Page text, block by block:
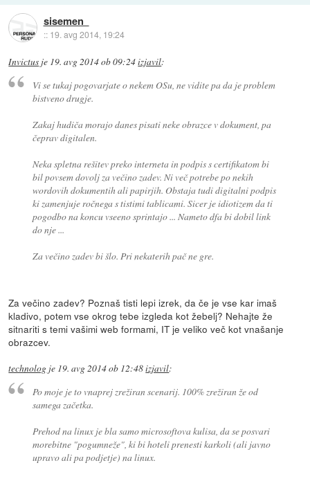
sisemen
:: 19. avg 2014, 19:24
Invictus je 19. avg 2014 ob 09:24izjavil:
Vi se tukaj pogovarjate o nekem OSu, ne vidite pa da je problem
bistveno drugje.
Zakaj hudiča morajo danes pisati neke obrazce v dokument, pa
čeprav digitalen.
Neka spletna rešitev preko interneta in podpis s certifikatom bi
bil povsem dovolj za večino zadev. Ni več potrebe po nekih
wordovih dokumentih ali papirjih. Obstaja tudi digitalni podpis
ki zamenjuje ročnega s tistimi tablicami. Sicer je idiotizem da ti
pogodbo na koncu vseeno sprintajo ... Nameto dfa bi dobil link
do nje ...
Za večino zadev bi šlo. Pri nekaterih pač ne gre.
Za večino zadev? Poznaš tisti lepi izrek, da če je vse kar imaš
kladivo, potem vse okrog tebe izgleda kot žebelj? Nehajte že
sitnariti s temi vašimi web formami, IT je veliko več kot vnašanje
obrazcev.
technolog je 19. avg 2014 ob 12:48izjavil:
Po moje je to vnaprej zrežiran scenarij. 100% zrežiran že od
samega začetka.
Prehod na linux je bla samo microsoftova kulisa, da se posvari
morebitne "pogumneže", ki bi hoteli prenesti karkoli (ali javno
upravo ali pa podjetje) na linux.